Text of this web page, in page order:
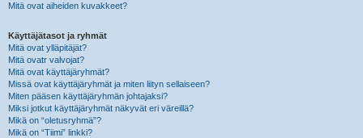
Mitä ovat aiheiden kuvakkeet?
Käyttäjätasot ja ryhmät
Mitä ovat ylläpitäjät?
Mitä ovatr valvojat?
Mitä ovat käyttäjäryhmät?
Missä ovat käyttäjäryhmät ja miten liityn sellaiseen?
Miten pääsen käyttäjäryhmän johtajaksi?
Miksi jotkut käyttäjäryhmät näkyvät eri väreillä?
Mikä on “oletusryhmä”?
Mikä on “Tiimi” linkki?